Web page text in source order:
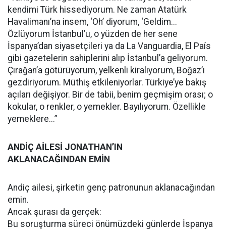
kendimi Türk hissediyorum. Ne zaman Atatürk
Havalimanı’na insem, ‘Oh’ diyorum, ‘Geldim...
Özlüyorum İstanbul’u, o yüzden de her sene
İspanya’dan siyasetçileri ya da La Vanguardia, El País
gibi gazetelerin sahiplerini alıp İstanbul’a geliyorum.
Çırağan’a götürüyorum, yelkenli kiralıyorum, Boğaz’ı
gezdiriyorum. Müthiş etkileniyorlar. Türkiye’ye bakış
açıları değişiyor. Bir de tabii, benim geçmişim orası; o
kokular, o renkler, o yemekler. Bayılıyorum. Özellikle
yemeklere...”
ANDİÇ AİLESİ JONATHAN’IN
AKLANACAĞINDAN EMİN
Andiç ailesi, şirketin genç patronunun aklanacağından
emin.
Ancak şurası da gerçek:
Bu soruşturma süreci önümüzdeki günlerde İspanya